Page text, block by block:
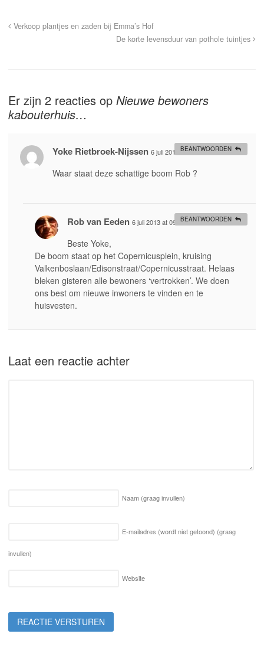
Verkoop plantjes en zaden bij Emma’s Hof
De korte levensduur van pothole tuintjes
Er zijn 2 reacties op Nieuwe bewoners
kabouterhuis…
Yoke Rietbroek-Nijssen 6 juli 2013 at 02:35 #
Waar staat deze schattige boom Rob ?
BEANTWOORDEN
Rob van Eeden 6 juli 2013 at 09:18 #
Beste Yoke,
De boom staat op het Copernicusplein, kruising
Valkenboslaan/Edisonstraat/Copernicusstraat. Helaas
bleken gisteren alle bewoners ‘vertrokken’. We doen
ons best om nieuwe inwoners te vinden en te
huisvesten.
BEANTWOORDEN
Laat een reactie achter
Naam (graag invullen)
E-mailadres (wordt niet getoond) (graag
invullen)
Website